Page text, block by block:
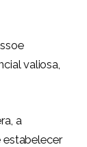
valiosa,
a